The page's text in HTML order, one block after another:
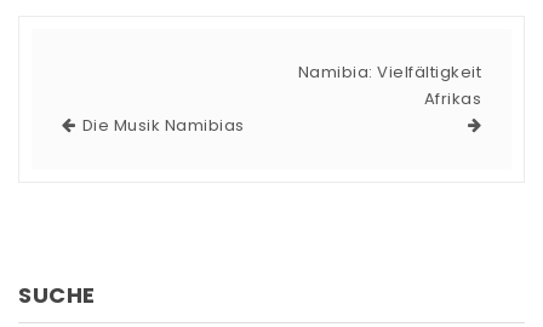
Die Musik Namibias
Namibia: Vielfältigkeit
Afrikas
SUCHE